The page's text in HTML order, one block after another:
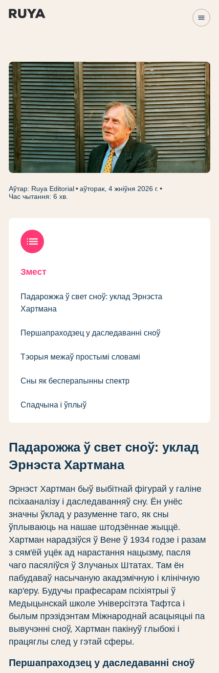
menu
Аўтар: Ruya Editorial
аўторак, 4 жніўня 2026 г.
Час чытання: 6 хв.
Падарожжа ў свет сноў: уклад
Эрнэста Хартмана
Эрнэст Хартман быў выбітнай фігурай у галіне
псіхааналізу і даследаванняў сну. Ён унёс
значны ўклад у разуменне таго, як сны
ўплываюць на нашае штодзённае жыццё.
Хартман нарадзіўся ў Вене ў 1934 годзе і разам
з сям'ёй уцёк ад нарастання нацызму, пасля
чаго пасяліўся ў Злучаных Штатах. Там ён
пабудаваў насычаную акадэмічную і клінічную
кар'еру. Будучы прафесарам псіхіятрыі ў
Медыцынскай школе Універсітэта Тафтса і
былым прэзідэнтам Міжнароднай асацыяцыі па
вывучэнні сноў, Хартман пакінуў глыбокі і
працяглы след у гэтай сферы.
Першапраходзец у даследаванні сноў
list
Змест
Падарожжа ў свет сноў: уклад Эрнэста
Хартмана
Першапраходзец у даследаванні сноў
Тэорыя межаў простымі словамі
Сны як бесперапынны спектр
Спадчына і ўплыў